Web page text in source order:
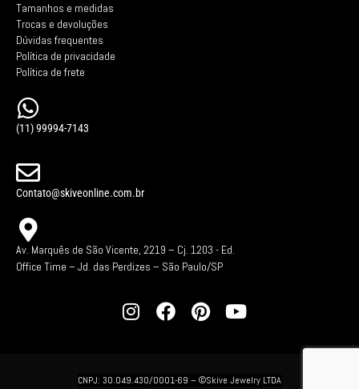
Tamanhos e medidas
Trocas e devoluções
Dúvidas frequentes
Política de privacidade
Política de frete
(11) 99994-7143
Contato@skiveonline.com.br
Av. Marquês de São Vicente, 2219 – Cj. 1203 - Ed.
Office Time – Jd. das Perdizes – São Paulo/SP
CNPJ: 30.049.430/0001-69 – ©Skive Jewelry LTDA